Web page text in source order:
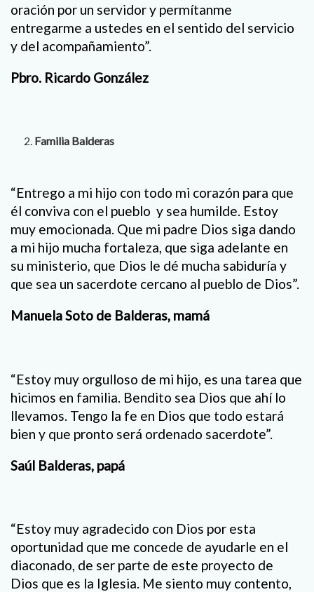
oración por un servidor y permítanme
entregarme a ustedes en el sentido del servicio
y del acompañamiento”.
Pbro. Ricardo González
Familia Balderas
“Entrego a mi hijo con todo mi corazón para que
él conviva con el pueblo y sea humilde. Estoy
muy emocionada. Que mi padre Dios siga dando
a mi hijo mucha fortaleza, que siga adelante en
su ministerio, que Dios le dé mucha sabiduría y
que sea un sacerdote cercano al pueblo de Dios”.
Manuela Soto de Balderas, mamá
“Estoy muy orgulloso de mi hijo, es una tarea que
hicimos en familia. Bendito sea Dios que ahí lo
llevamos. Tengo la fe en Dios que todo estará
bien y que pronto será ordenado sacerdote”.
Saúl Balderas, papá
“Estoy muy agradecido con Dios por esta
oportunidad que me concede de ayudarle en el
diaconado, de ser parte de este proyecto de
Dios que es la Iglesia. Me siento muy contento,